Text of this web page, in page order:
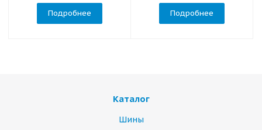
Подробнее Подробнее
Каталог
Шины